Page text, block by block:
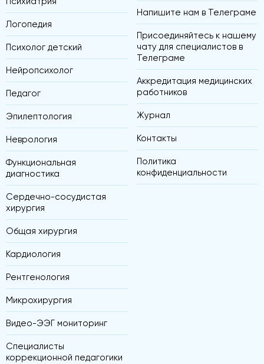
Логопедия
Психолог детский
Нейропсихолог
Педагог
Эпилептология
Неврология
Функциональная
диагностика
Сердечно-сосудистая
хирургия
Общая хирургия
Кардиология
Рентгенология
Микрохирургия
Видео-ЭЭГ мониторинг
Специалисты
коррекционной педагогики
Напишите нам в Телеграме
Присоединяйтесь к нашему
чату для специалистов в
Телеграме
Аккредитация медицинских
работников
Журнал
Контакты
Политика
конфиденциальности